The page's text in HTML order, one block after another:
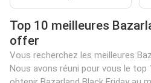
Top 10 meilleures
offer
Vous recherchez les meilleures
Nous avons réuni pour vous le